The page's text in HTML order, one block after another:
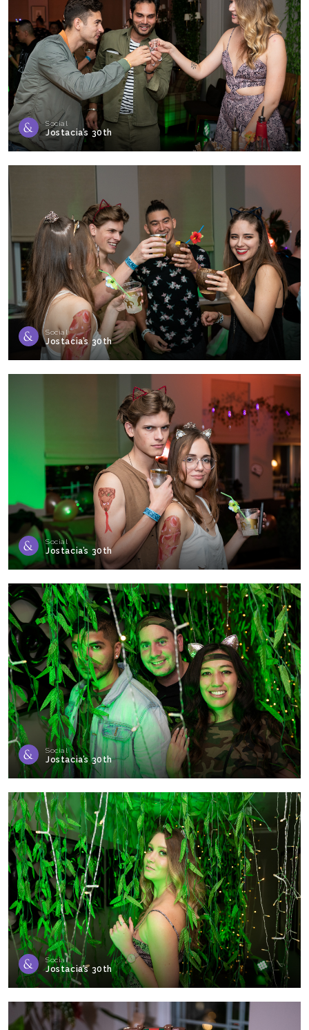
Social
Jostacia’s 30th
Social
Jostacia’s 30th
Social
Jostacia’s 30th
Social
Jostacia’s 30th
Social
Jostacia’s 30th